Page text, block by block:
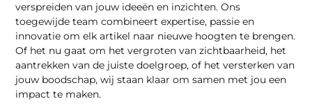
verspreiden van jouw ideeën en inzichten. Ons
toegewijde team combineert expertise, passie en
innovatie om elk artikel naar nieuwe hoogten te brengen.
Of het nu gaat om het vergroten van zichtbaarheid, het
aantrekken van de juiste doelgroep, of het versterken van
jouw boodschap, wij staan klaar om samen met jou een
impact te maken.